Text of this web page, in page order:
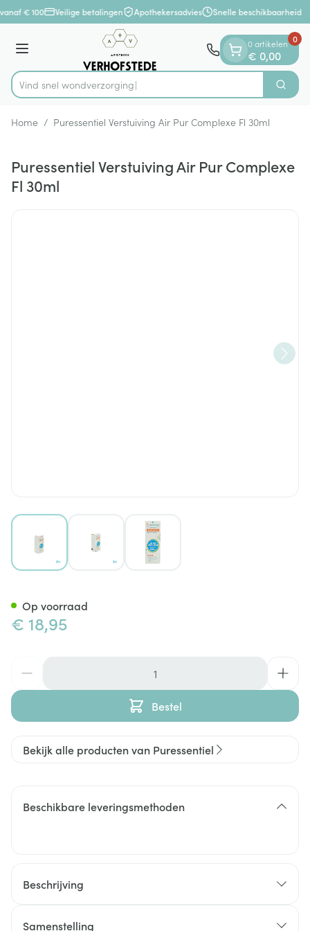
Ga naar de inhoud
1 van 1
€ 100 Veilige betalingen Apothekersadvies Snelle beschikbaarheid
Menu
Product, merk, categorie...
Vind snel wondve Zoek
0 artikelen
€ 0,00
0
Home / Puressentiel Verstuiving Air Pur Complexe Fl 30ml
Puressentiel Verstuiving Air Pur Complexe
Fl 30ml
View larger imageView larger imageView larger image
€ 18,95
Bestel
Op voorraad
Bekijk alle producten van Puressentiel
Beschikbare leveringsmethoden
Beschrijving
Samenstelling